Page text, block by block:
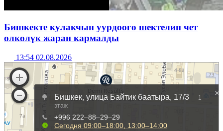
Бишкекте кулакчын уурдоого шектелип чет
өлкөлүк жаран кармалды
13:54 02.08.2026